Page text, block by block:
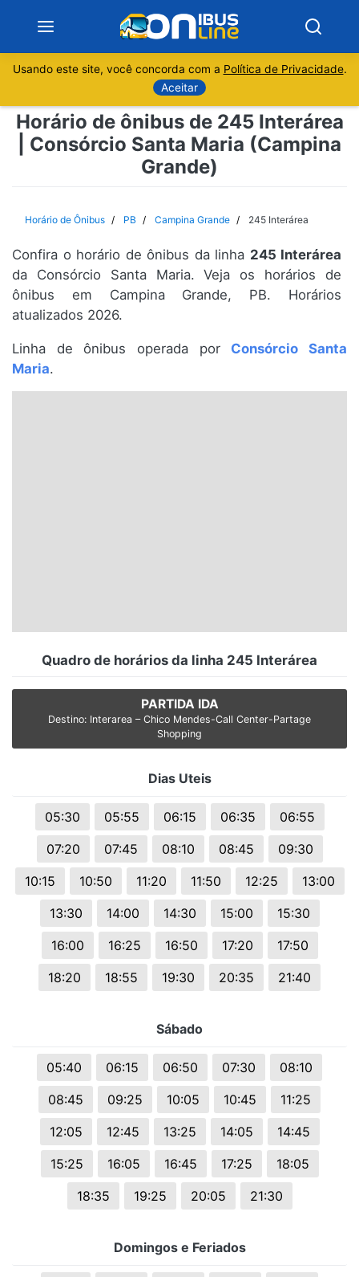
Sobre
Rio de Janeiro
Espírito Santo
Santa Catarina
Usando este site, você concorda com a Política de Privacidade.
Aceitar
Horário de ônibus de 245 Interárea
| Consórcio Santa Maria (Campina
Grande)
Horário de Ônibus PB Campina Grande 245 Interárea
Confira o horário de ônibus da linha 245 Interárea
da Consórcio Santa Maria. Veja os horários de
ônibus em Campina Grande, PB. Horários
atualizados 2026.
Linha de ônibus operada por Consórcio Santa
Maria.
Quadro de horários da linha 245 Interárea
PARTIDA IDA
Destino: Interarea – Chico Mendes-Call Center-Partage
Shopping
Dias Uteis
05:30 05:55 06:15 06:35
06:55
07:20
07:45 08:10 08:45
09:30
10:15
10:50 11:20 11:50 12:25
13:00
13:30
14:00 14:30 15:00
15:30
16:00
16:25 16:50 17:20
17:50
18:20
18:55 19:30 20:35 21:40
Sábado
05:40 06:15 06:50 07:30
08:10
08:45
09:25 10:05 10:45
11:25
12:05
12:45 13:25 14:05
14:45
15:25
16:05 16:45 17:25
18:05
18:35
19:25 20:05 21:30
Domingos e Feriados